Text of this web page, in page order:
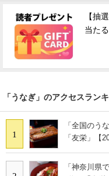
【抽
当た
「うなぎ」のアクセスラン
1
「全国のう
「友栄」【
「神奈川県